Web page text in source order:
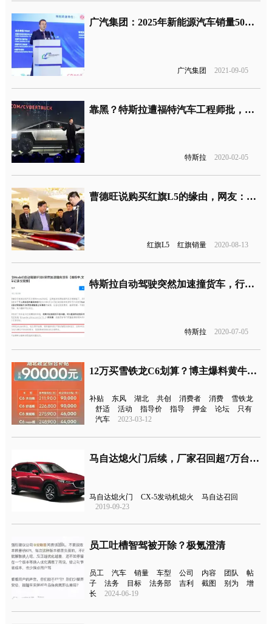
广汽集团：2025年新能源汽车销量50万辆
广汽集团 2021-09-05
靠黑？特斯拉遭福特汽车工程师批，其质量和物流太糟糕
特斯拉 2020-02-05
曹德旺说购买红旗L5的缘由，网友：说的都是实在话
红旗L5 红旗销量 2020-08-13
特斯拉自动驾驶突然加速撞货车，行车记录仪视频曝光
特斯拉 2020-07-05
12万买雪铁龙C6划算？博主爆料黄牛销售套路深
补贴 东风 湖北 共创 消费者 消费
雪铁龙
舒适
活动 指导价 指导 押金 论坛
只有
汽车
2023-03-12
马自达熄火门后续，厂家召回超7万台CX-5更换燃油泵芯
马自达熄火门 CX-5发动机熄火
马自达召回
2019-09-23
员工吐槽智驾被开除？极氪澄清
员工 汽车 销量 车型 公司 内容 团队
帖
子
法务 目标 法务部 吉利 截图 别为
增
长
2024-06-19